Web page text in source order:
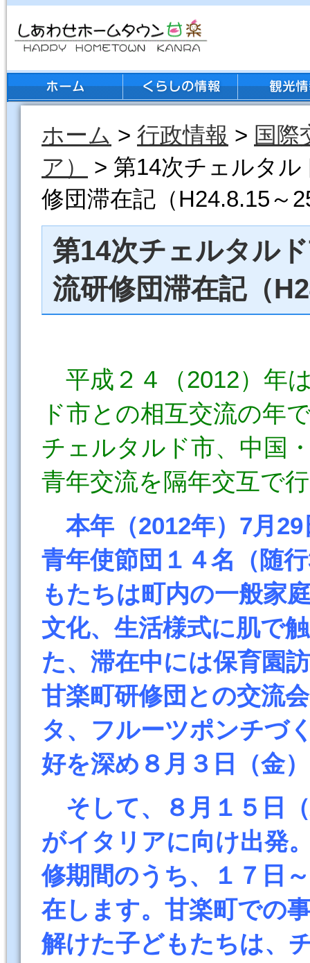
ホーム > 行政情報 > 国際
ア）
> 第14次チェルタ
修団滞在記（H24.8.15～
第14次チェルタル
流研修団滞在記（
平成２４（2012）年
ド市との相互交流の年
チェルタルド市、中国
青年交流を隔年交互で
本年（2012年）7月
青年使節団１４名（随
もたちは町内の一般家
文化、生活様式に肌で
た、滞在中には保育園
甘楽町研修団との交流
タ、フルーツポンチづ
好を深め８月３日（金
そして、８月１５日
がイタリアに向け出発
修期間のうち、１７日
在します。甘楽町での
解けた子どもたちは、